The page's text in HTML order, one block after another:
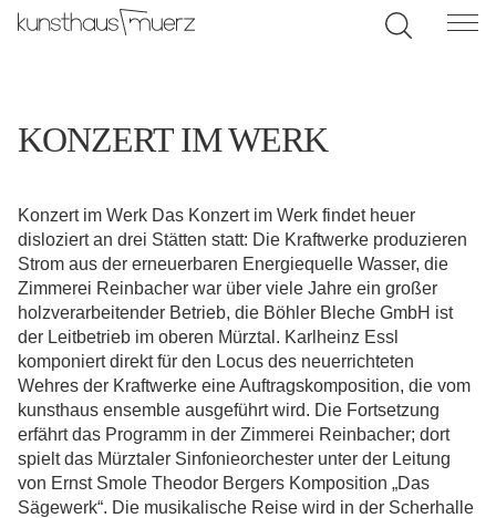
KONZERT IM WERK
Konzert im Werk Das Konzert im Werk findet heuer
disloziert an drei Stätten statt: Die Kraftwerke produzieren
Strom aus der erneuerbaren Energiequelle Wasser, die
Zimmerei Reinbacher war über viele Jahre ein großer
holzverarbeitender Betrieb, die Böhler Bleche GmbH ist
der Leitbetrieb im oberen Mürztal. Karlheinz Essl
komponiert direkt für den Locus des neuerrichteten
Wehres der Kraftwerke eine Auftragskomposition, die vom
kunsthaus ensemble ausgeführt wird. Die Fortsetzung
erfährt das Programm in der Zimmerei Reinbacher; dort
spielt das Mürztaler Sinfonieorchester unter der Leitung
von Ernst Smole Theodor Bergers Komposition „Das
Sägewerk“. Die musikalische Reise wird in der Scherhalle